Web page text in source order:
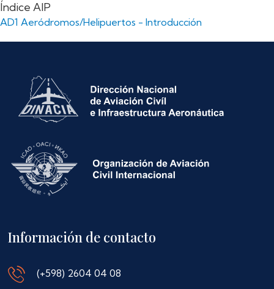
Índice AIP
AD1 Aeródromos/Helipuertos - Introducción
Información de contacto
(+598) 2604 04 08